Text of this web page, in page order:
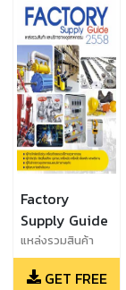
Factory
Supply Guide
แหล่งรวมสินค้า
และบริการทาง
อุตสาหกรรม
GET FREE